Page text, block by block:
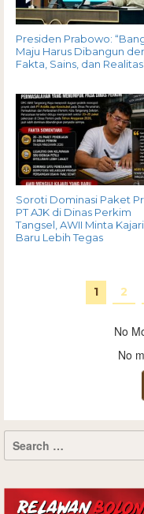
Presiden Prabowo:
Maju Harus Dibangun
Fakta, Sains, dan
Soroti Dominasi Paket
PT AJK di Dinas Perkim
Tangsel, AWII Minta Kajari
Baru Lebih Tegas
1 2
No
No